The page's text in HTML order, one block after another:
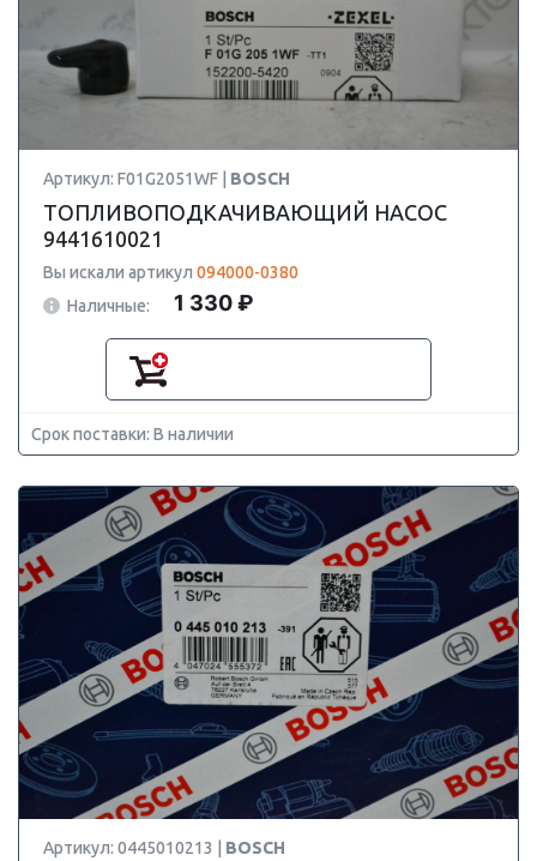
Артикул: F01G2051WF | BOSCH
ТОПЛИВОПОДКАЧИВАЮЩИЙ НАСОС
9441610021
Вы искали артикул 094000-0380
Наличные:
1 330 ₽
Срок поставки: В наличии
Артикул: 0445010213 | BOSCH